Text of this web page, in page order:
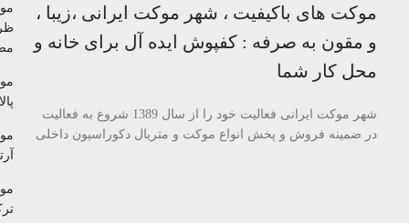
موکت های باکیفیت ، شهر موکت ایرانی ،زیبا ،
و مقون به صرفه : کفپوش ایده آل برای خانه و
محل کار شما
شهر موکت ایرانی فعالیت خود را از سال 1389 شروع به فعالیت
در ضمینه فروش و پخش انواع موکت و متریال دکوراسیون داخلی